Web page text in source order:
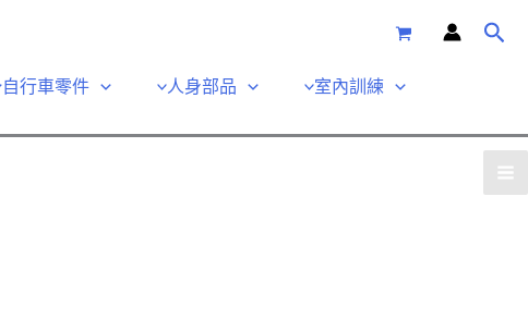
自行車零件 人身部品
室內訓練